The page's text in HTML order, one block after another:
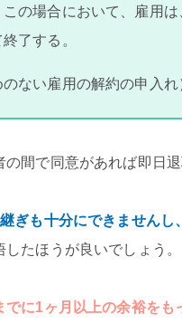
の場合において、雇用
了する。
のない雇用の解約の申入れ
間で同意があれば即日退
ぎも十分にできません
したほうが良いでしょう。
でに1ヶ月以上の余裕をも